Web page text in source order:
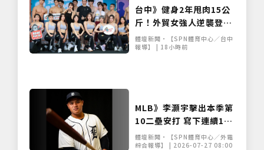
台中》健身2年甩肉15公
斤！外貿女強人逆襲登台
展堅實體態 World Gym
盛事移師台中開戰
體壇新聞•【SPN體育中心／台中
報導】 | 18小時前
MLB》李灝宇擊出本季第
10二壘安打 寫下連續11
場安打個人新紀錄
體壇新聞•【SPN體育中心／外電
綜合報導】 | 2026-07-27 08:00